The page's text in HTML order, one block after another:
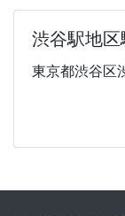
渋谷駅地
東京都渋谷区